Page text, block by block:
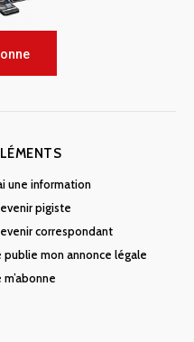
une information
pigiste
correspondant
publie mon annonce légale
m’abonne